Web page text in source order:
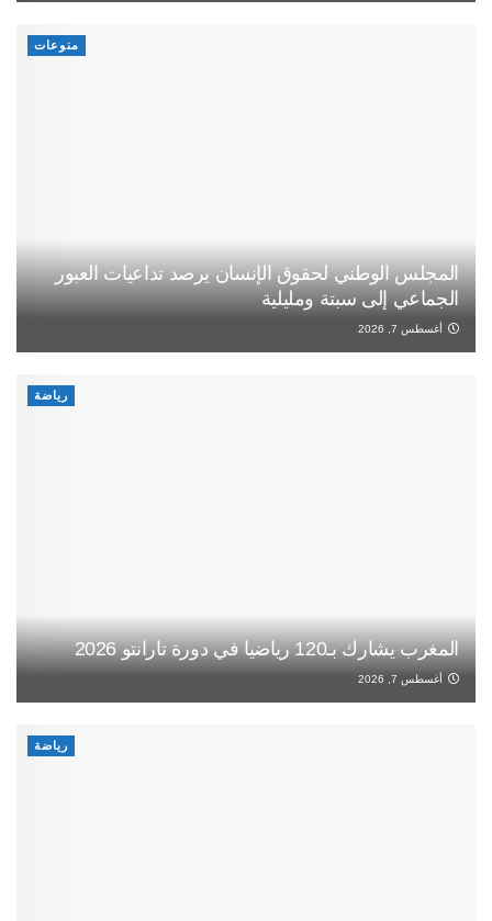
منوعات
المجلس الوطني لحقوق الإنسان يرصد تداعيات العبور
الجماعي إلى سبتة ومليلية
أغسطس 7, 2026
رياضة
المغرب يشارك بـ120 رياضيا في دورة تارانتو 2026
أغسطس 7, 2026
رياضة